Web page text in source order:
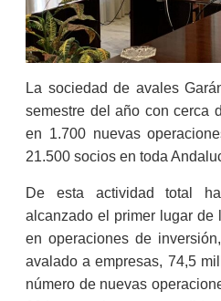
La sociedad de avales
semestre del año con cerca
en 1.700 nuevas
21.500 socios en toda
De esta actividad total
alcanzado el primer lugar de
en operaciones de
avalado a empresas, 74,5
número de nuevas